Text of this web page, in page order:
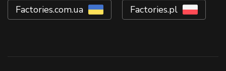
Factories.com.ua Factories.pl